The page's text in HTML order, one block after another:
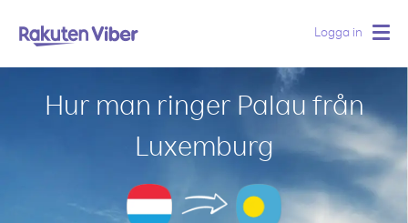
Logga in
Hur man ringer Palau från
Luxemburg